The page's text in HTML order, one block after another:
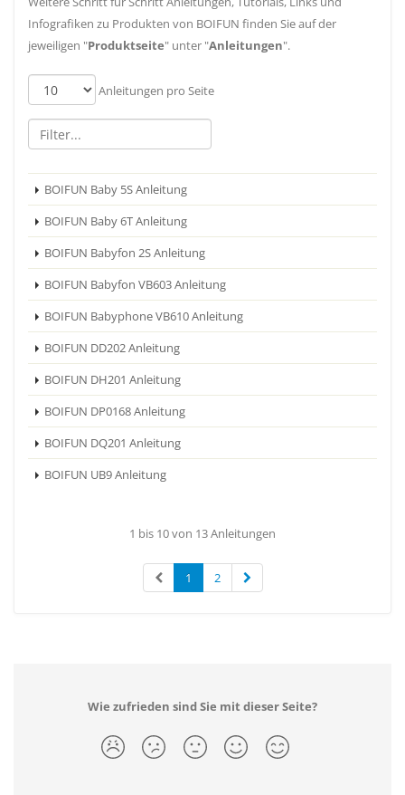
Infografiken zu Produkten von BOIFUN finden Sie auf der
jeweiligen "Produktseite" unter "Anleitungen".
Anleitungen pro Seite
BOIFUN Baby 5S Anleitung
BOIFUN Baby 6T Anleitung
BOIFUN Babyfon 2S Anleitung
BOIFUN Babyfon VB603 Anleitung
BOIFUN Babyphone VB610 Anleitung
BOIFUN DD202 Anleitung
BOIFUN DH201 Anleitung
BOIFUN DP0168 Anleitung
BOIFUN DQ201 Anleitung
BOIFUN UB9 Anleitung
1 bis 10 von 13 Anleitungen
1 2
Wie zufrieden sind Sie mit dieser Seite?